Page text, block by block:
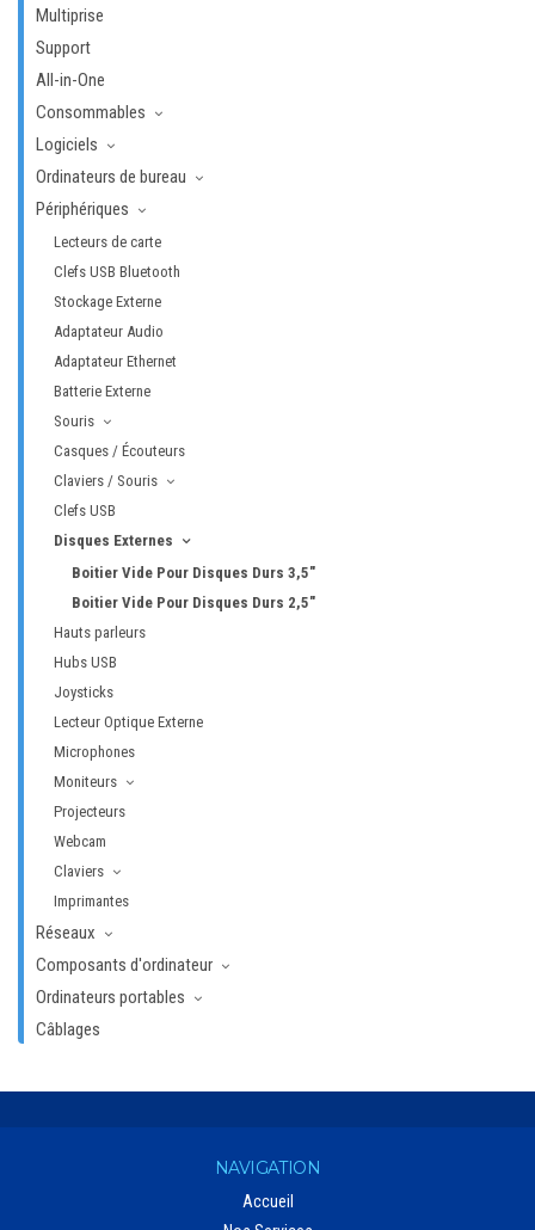
Multiprise
Support
All-in-One
Consommables
Logiciels
Ordinateurs de bureau
Périphériques
Lecteurs de carte
Clefs USB Bluetooth
Stockage Externe
Adaptateur Audio
Adaptateur Ethernet
Batterie Externe
Souris
Casques / Écouteurs
Claviers / Souris
Clefs USB
Disques Externes
Boitier Vide Pour Disques Durs 3,5″
Boitier Vide Pour Disques Durs 2,5"
Hauts parleurs
Hubs USB
Joysticks
Lecteur Optique Externe
Microphones
Moniteurs
Projecteurs
Webcam
Claviers
Imprimantes
Réseaux
Composants d'ordinateur
Ordinateurs portables
Câblages
NAVIGATION
Accueil